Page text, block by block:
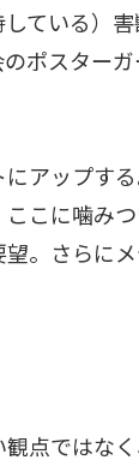
ている）
ポスター
アップす
こに噛み
。さらに
点ではな